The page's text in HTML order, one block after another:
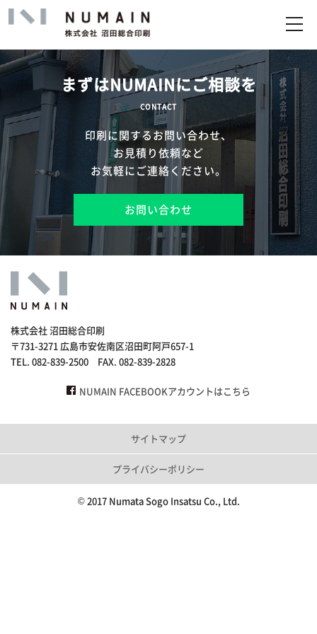
トップ
サービス
実績
企業情報
アップロード
まずはNUMAINにご相談を
CONTACT
印刷に関するお問い合わせ、
お見積り依頼など
お気軽にご連絡ください。
お問い合わせ
株式会社 沼田総合印刷
〒731-3271 広島市安佐南区沼田町阿戸657-1
TEL. 082-839-2500 FAX. 082-839-2828
NUMAIN FACEBOOKアカウントはこちら
サイトマップ
プライバシーポリシー
© 2017 Numata Sogo Insatsu Co., Ltd.